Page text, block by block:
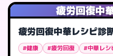
疲労回復中
疲労回復中華レシピ診
#健康 #疲労回復 #中華レシ